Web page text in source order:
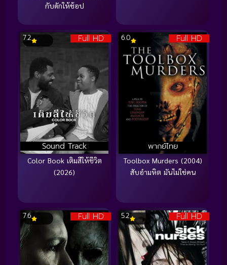
กับดักให้ช้อป
Full HD
Sound Track
7.2
Color Book เติมสีให้ชีวิต
(2026)
Full HD
พากย์ไทย
6.0
Toolbox Murders (2004)
สับอำมหิต มันไม่ใช่คน
Full HD
7.6 Full HD
5.2